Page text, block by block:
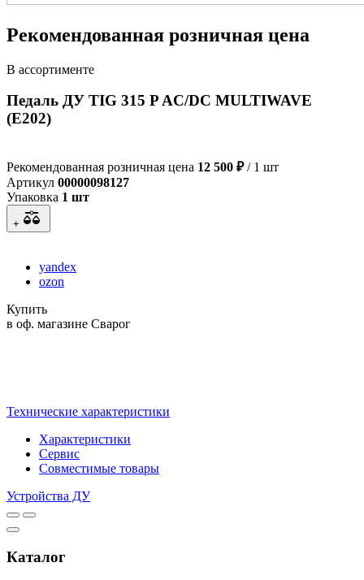
Рекомендованная розничная цена
В ассортименте
Педаль ДУ TIG 315 P AC/DC MULTIWAVE
(E202)
Рекомендованная розничная цена 12 500 ₽/ 1 шт
Артикул 00000098127
Упаковка 1 шт
+
yandex
ozon
Купить
в оф. магазине Сварог
Технические характеристики
Характеристики
Сервис
Совместимые товары
Устройства ДУ
Каталог